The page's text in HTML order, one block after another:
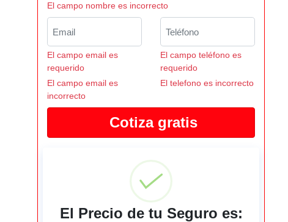
El campo nombre es incorrecto
El campo email es
requerido
El campo email es
incorrecto
El campo teléfono es
requerido
El telefono es incorrecto
El Precio de tu Seguro es: